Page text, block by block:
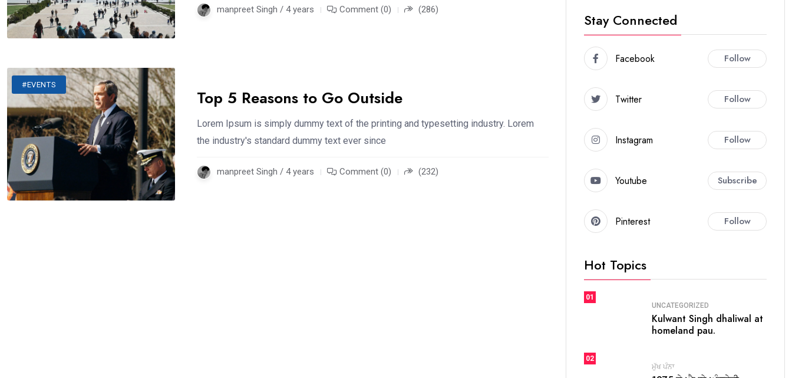
manpreet Singh / 4 years Comment (0) (286)
#EVENTS
Top 5 Reasons to Go Outside
Lorem Ipsum is simply dummy text of the printing and typesetting industry. Lorem
the industry's standard dummy text ever since
manpreet Singh / 4 years Comment (0) (232)
Stay Connected
Facebook Follow
Twitter Follow
Instagram Follow
Youtube Subscribe
Pinterest Follow
Hot Topics
01
UNCATEGORIZED
Kulwant Singh dhaliwal at
homeland pau.
02
ਮੁੱਖ ਪੰਨਾ